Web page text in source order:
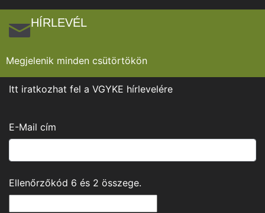
HÍRLEVÉL
Megjelenik minden csütörtökön
Itt iratkozhat fel a VGYKE hírlevelére
E-Mail cím
Ellenőrzőkód 6 és 2 összege.